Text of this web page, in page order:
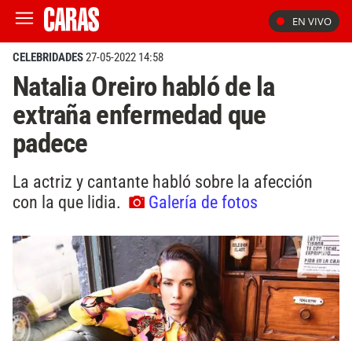
EN VIVO
CELEBRIDADES27-05-2022 14:58
Natalia Oreiro habló de la
extraña enfermedad que
padece
La actriz y cantante habló sobre la afección
con la que lidia.
Galería de fotos